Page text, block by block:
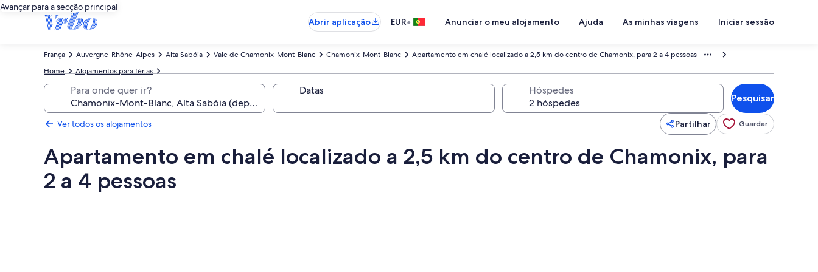
Avançar para a secção principal
Abrir aplicação
EUR• Anunciar o meu alojamento Ajuda As minhas viagens Iniciar sessão
Apartamento em chalé localizado a 2,5 km do centro de Chamonix, para 2 a 4 pessoas
Chamonix-Mont-Blanc
Vale de Chamonix-Mont-Blanc
Alta Sabóia
Auvergne-Rhône-Alpes
França
Alojamentos para férias
Home
Para onde quer ir? Datas Hóspedes
Pesquisar
Ver todos os alojamentos Partilhar Guardar
Apartamento em chalé localizado a 2,5 km do centro de Chamonix, para
2 a 4 pessoas